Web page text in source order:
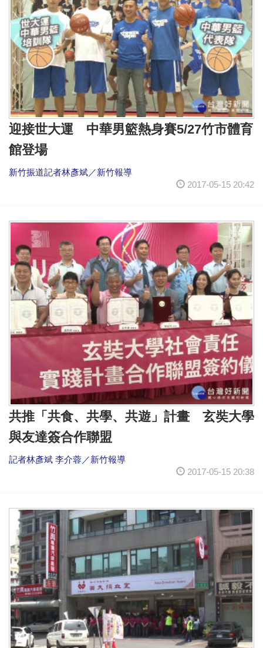
迎接世大運 中華男籃熱身賽5/27竹市體育
館登場
新竹振道記者林彥斌／新竹報導
2017-05-15 20:42
共推「共食、共學、共遊」計畫 玄奘大學
與友達簽合作聯盟
記者林彥斌 李介蓉／新竹報導
2017-05-15 20:38